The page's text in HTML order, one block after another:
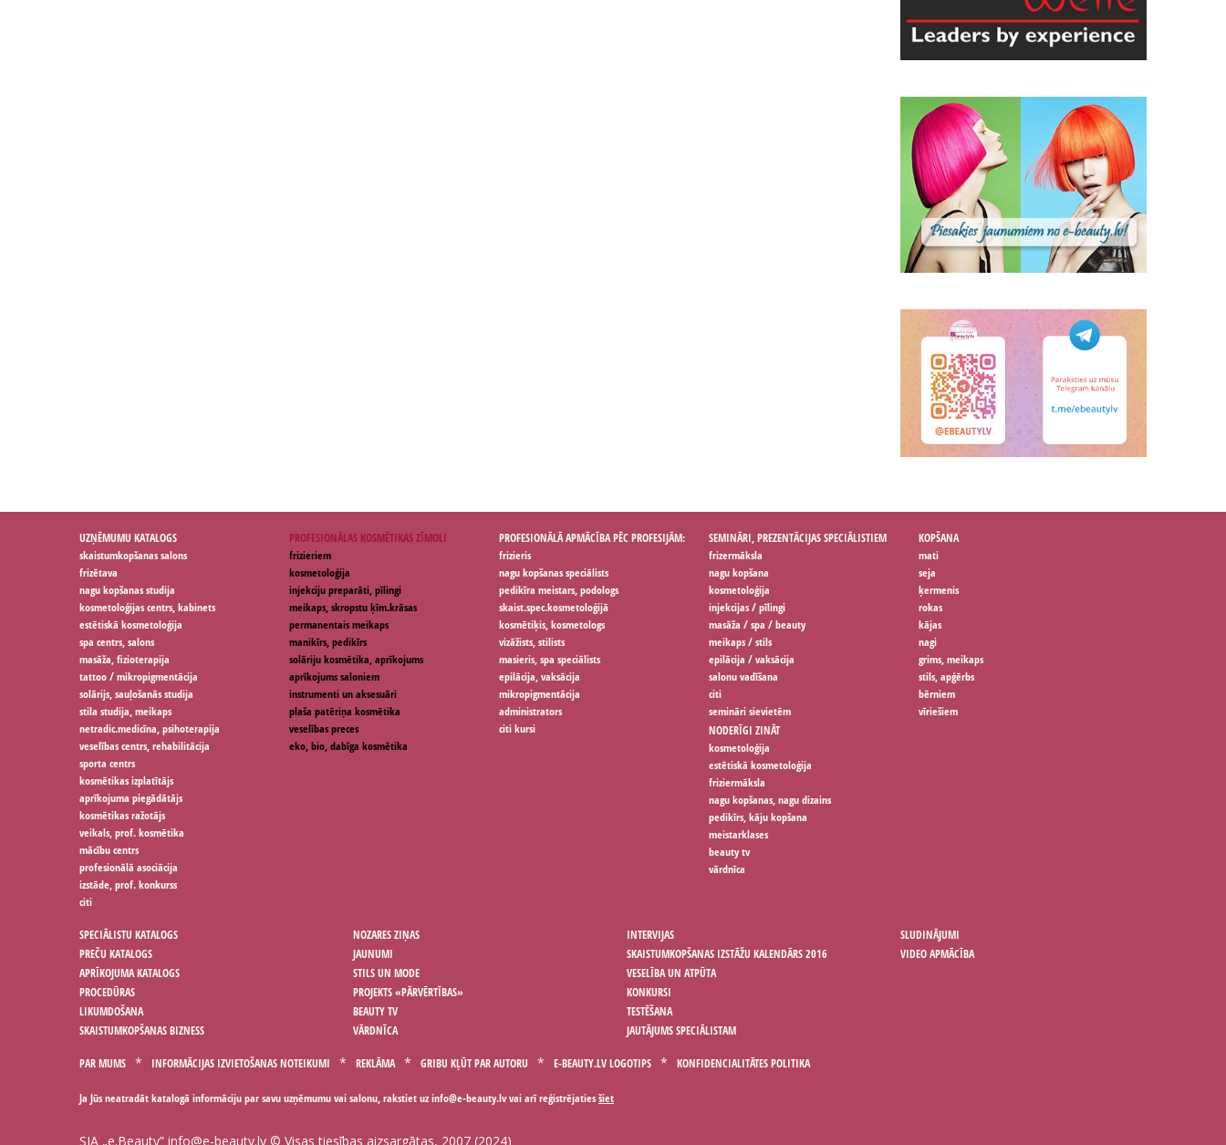
UZŅĒMUMU KATALOGS
skaistumkopšanas salons
frizētava
nagu kopšanas studija
kosmetoloģijas centrs, kabinets
estētiskā kosmetoloģija
spa centrs, salons
masāža, fizioterapija
tattoo / mikropigmentācija
solārijs, sauļošanās studija
stila studija, meikaps
netradic.medicīna, psihoterapija
veselības centrs, rehabilitācija
sporta centrs
kosmētikas izplatītājs
aprīkojuma piegādātājs
kosmētikas ražotājs
veikals, prof. kosmētika
mācību centrs
profesionālā asociācija
izstāde, prof. konkurss
citi
PROFESIONĀLAS KOSMĒTIKAS ZĪMOLI
frizieriem
kosmetoloģija
injekciju preparāti, pīlingi
meikaps, skropstu ķīm.krāsas
permanentais meikaps
manikīrs, pedikīrs
solāriju kosmētika, aprīkojums
aprīkojums saloniem
instrumenti un aksesuāri
plaša patēriņa kosmētika
veselības preces
eko, bio, dabīga kosmētika
PROFESIONĀLĀ APMĀCĪBA PĒC PROFESIJĀM:
frizieris
nagu kopšanas speciālists
pedikīra meistars, podologs
skaist.spec.kosmetoloģijā
kosmētiķis, kosmetologs
vizāžists, stilists
masieris, spa speciālists
epilācija, vaksācija
mikropigmentācija
administrators
citi kursi
SEMINĀRI, PREZENTĀCIJAS SPECIĀLISTIEM
frizermāksla
nagu kopšana
kosmetoloģija
injekcijas / pīlingi
masāža / spa / beauty
meikaps / stils
epilācija / vaksācija
salonu vadīšana
citi
semināri sievietēm
KOPŠANA
mati
seja
ķermenis
rokas
kājas
nagi
grims, meikaps
stils, apģērbs
bērniem
vīriešiem
NODERĪGI ZINĀT
kosmetoloģija
estētiskā kosmetoloģija
friziermāksla
nagu kopšanas, nagu dizains
pedikīrs, kāju kopšana
meistarklases
beauty tv
vārdnīca
SPECIĀLISTU KATALOGS
PREČU KATALOGS
APRĪKOJUMA KATALOGS
PROCEDŪRAS
LIKUMDOŠANA
SKAISTUMKOPŠANAS BIZNESS
NOZARES ZIŅAS
JAUNUMI
STILS UN MODE
PROJEKTS «PĀRVĒRTĪBAS»
BEAUTY TV
VĀRDNĪCA
INTERVIJAS
SKAISTUMKOPŠANAS IZSTĀŽU KALENDĀRS 2016
VESELĪBA UN ATPŪTA
KONKURSI
TESTĒŠANA
JAUTĀJUMS SPECIĀLISTAM
SLUDINĀJUMI
VIDEO APMĀCĪBA
PAR MUMS INFORMĀCIJAS IZVIETOŠANAS NOTEIKUMI REKLĀMA GRIBU KĻŪT PAR AUTORU E-BEAUTY.LV LOGOTIPS KONFIDENCIALITĀTES POLITIKA
Ja Jūs neatradāt katalogā informāciju par savu uzņēmumu vai salonu, rakstiet uz vai arī reģistrējatiesšiet
SIA „e.Beauty” info@e-beauty.lv © Visas tiesības aizsargātas, 2007 (2024)